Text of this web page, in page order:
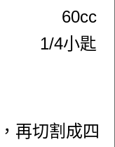
60cc
1/4小匙
再切割成四